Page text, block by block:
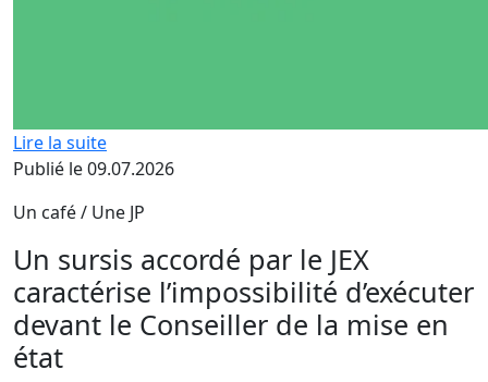
Lire la suite
Publié le 09.07.2026
Un café / Une JP
Un sursis accordé par le JEX
caractérise l’impossibilité d’exécuter
devant le Conseiller de la mise en
état